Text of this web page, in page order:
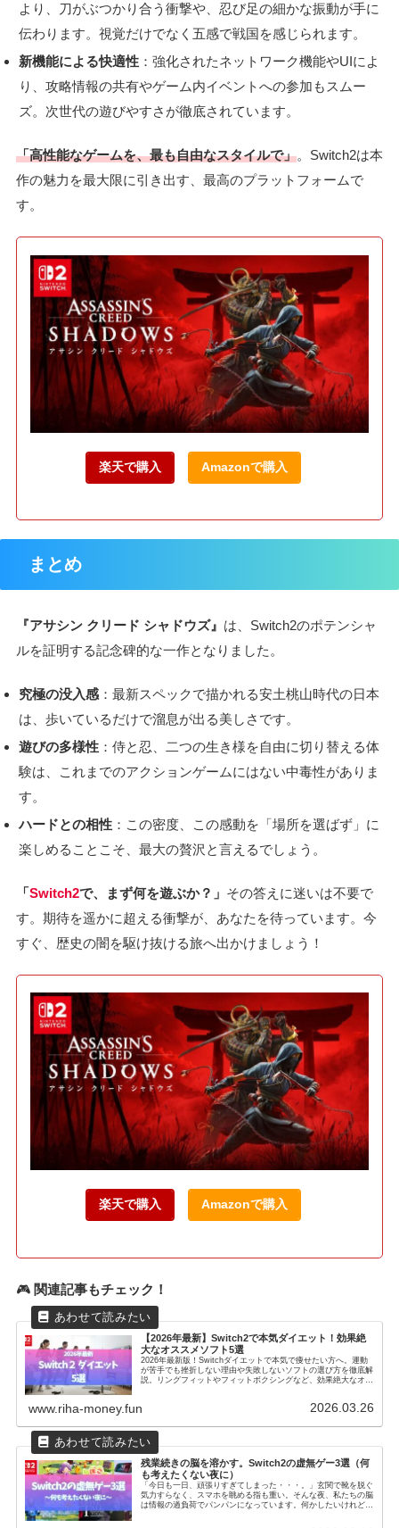
より、刀がぶつかり合う衝撃や、忍び足の細かな振動が手に
伝わります。視覚だけでなく五感で戦国を感じられます。
新機能による快適性 ：強化されたネットワーク機能やUIによ
り、攻略情報の共有やゲーム内イベントへの参加もスムー
ズ。次世代の遊びやすさが徹底されています。
「高性能なゲームを、最も自由なスタイルで」。Switch2は本
作の魅力を最大限に引き出す、最高のプラットフォームで
す。
楽天で購入 Amazonで購入
まとめ
『アサシン クリード シャドウズ』 は、Switch2のポテンシャ
ルを証明する記念碑的な一作となりました。
究極の没入感 ：最新スペックで描かれる安土桃山時代の日本
は、歩いているだけで溜息が出る美しさです。
遊びの多様性 ：侍と忍、二つの生き様を自由に切り替える体
験は、これまでのアクションゲームにはない中毒性がありま
す。
ハードとの相性 ：この密度、この感動を「場所を選ばず」に
楽しめることこそ、最大の贅沢と言えるでしょう。
「Switch2で、まず何を遊ぶか？」 その答えに迷いは不要で
す。期待を遥かに超える衝撃が、あなたを待っています。今
すぐ、歴史の闇を駆け抜ける旅へ出かけましょう！
楽天で購入 Amazonで購入
🎮 関連記事もチェック！
【2026年最新】Switch2で本気ダイエット！効果絶
大なオススメソフト5選
2026年最新版！Switchダイエットで本気で痩せたい方へ。運動
が苦手でも挫折しない理由や失敗しないソフトの選び方を徹底解
説。リングフィットやフィットボクシングなど、効果絶大なオス
www.riha-money.fun 2026.03.26
残業続きの脳を溶かす。Switch2の虚無ゲー3選（何
も考えたくない夜に）
「今日も一日、頑張りすぎてしまった・・・。」玄関で靴を脱ぐ
気力すらなく、スマホを眺める指も重い。そんな夜、私たちの脳
は情報の過負荷でパンパンになっています。何かしたいけれど、